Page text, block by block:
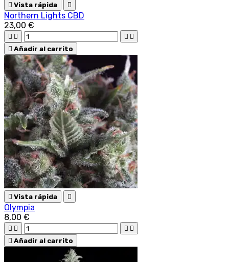
 Vista rápida 
Northern Lights CBD
23,00 €
   
 Añadir al carrito
 Vista rápida 
Olympia
8,00 €
   
 Añadir al carrito